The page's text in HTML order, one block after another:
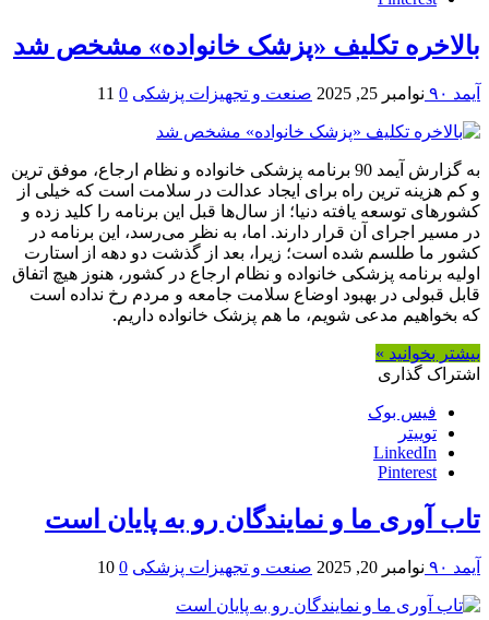
بالاخره تکلیف «پزشک خانواده» مشخص شد
آیمد ۹۰ نوامبر 25, 2025 صنعت و تجهیزات پزشکی 0
11
به گزارش آیمد 90 برنامه پزشکی خانواده و نظام ارجاع، موفق ترین
و کم هزینه ترین راه برای ایجاد عدالت در سلامت است که خیلی از
کشورهای توسعه یافته دنیا؛ از سال‌ها قبل این برنامه را کلید زده و
در مسیر اجرای آن قرار دارند. اما، به نظر می‌رسد، این برنامه در
کشور ما طلسم شده است؛ زیرا، بعد از گذشت دو دهه از استارت
اولیه برنامه پزشکی خانواده و نظام ارجاع در کشور، هنوز هیچ اتفاق
قابل قبولی در بهبود اوضاع سلامت جامعه و مردم رخ نداده است
که بخواهیم مدعی شویم، ما هم پزشک خانواده داریم.
بیشتر بخوانید »
اشتراک گذاری
فیس بوک
توییتر
LinkedIn
Pinterest
تاب آوری ما و نمایندگان رو به پایان است
آیمد ۹۰ نوامبر 20, 2025 صنعت و تجهیزات پزشکی 0
10